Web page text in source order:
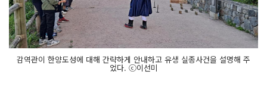
감역관이 한양도성에 대해 간략하게 안내하고 유생 실종사건을 설명해 주
었다. ⓒ이선미